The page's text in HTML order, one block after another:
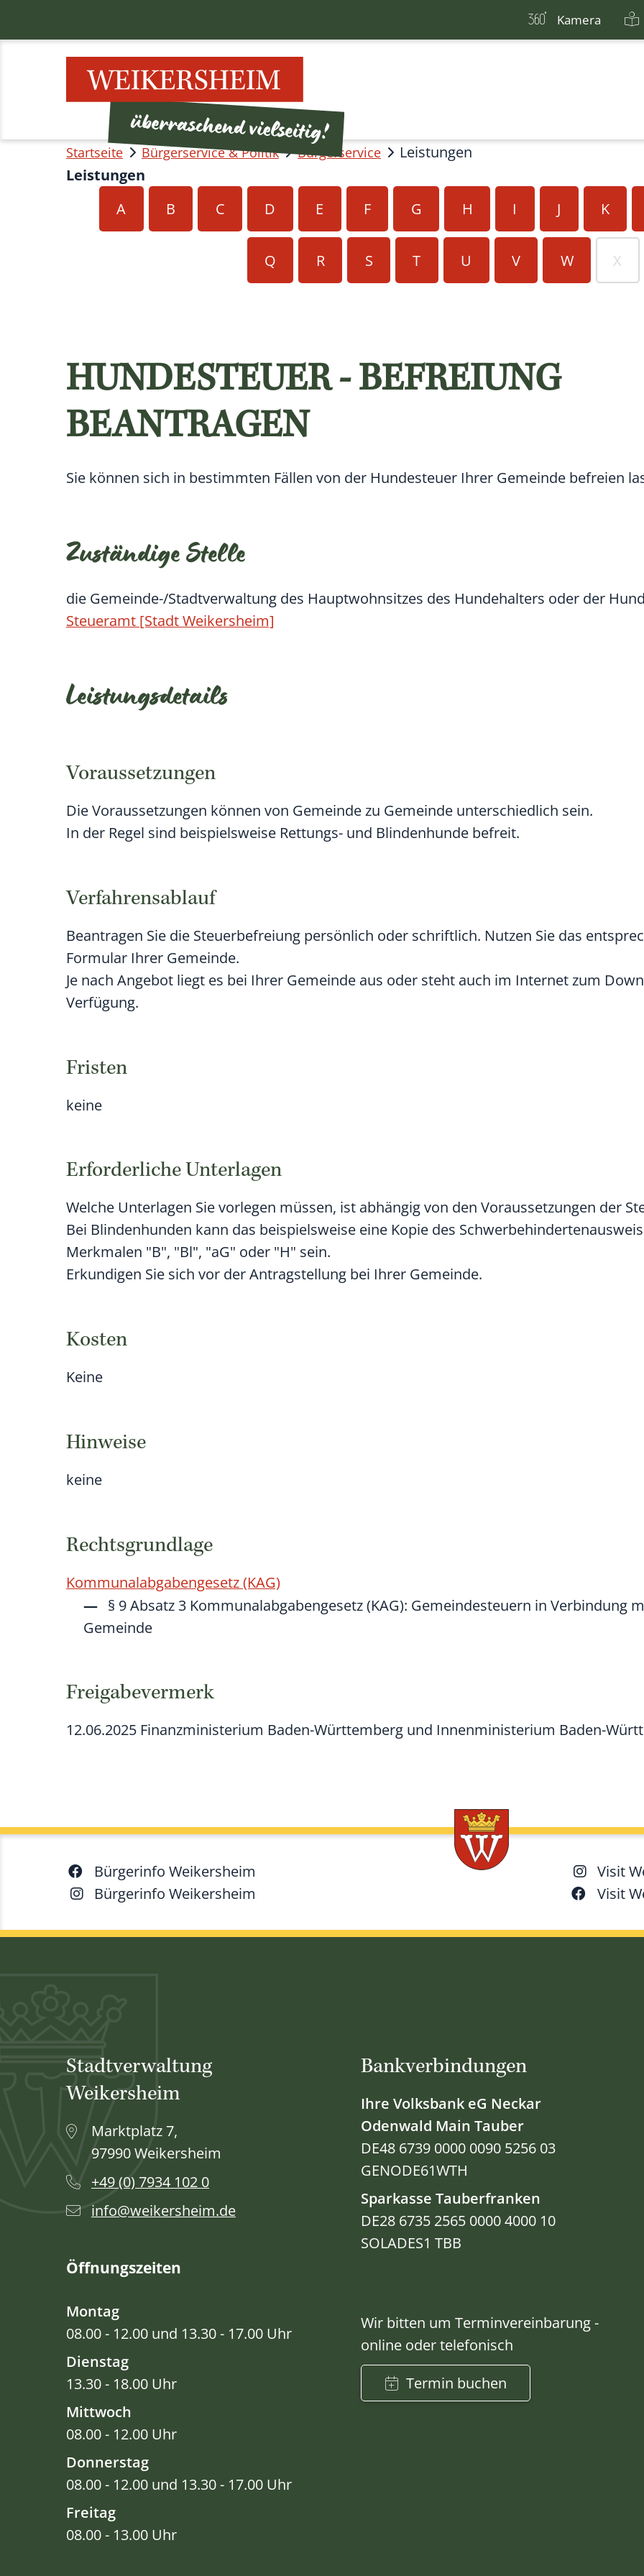
Kamera
Startseite Bürgerservice & Politik Bürgerservice
Leistungen
Leistungen
A
B C D E F G H I J K
Q R S T U V W X
HUNDESTEUER - BEFREIUNG
BEANTRAGEN
Sie können sich in bestimmten Fällen von der Hundesteuer Ihrer Gemeinde befreien
Zuständige Stelle
die Gemeinde-/Stadtverwaltung des Hauptwohnsitzes des Hundehalters oder der
Steueramt [Stadt Weikersheim]
Leistungsdetails
Voraussetzungen
Die Voraussetzungen können von Gemeinde zu Gemeinde unterschiedlich sein.
In der Regel sind beispielsweise Rettungs- und Blindenhunde befreit.
Verfahrensablauf
Beantragen Sie die Steuerbefreiung persönlich oder schriftlich. Nutzen Sie das
Formular Ihrer Gemeinde.
Je nach Angebot liegt es bei Ihrer Gemeinde aus oder steht auch im Internet zum
Verfügung.
Fristen
keine
Erforderliche Unterlagen
Welche Unterlagen Sie vorlegen müssen, ist abhängig von den Voraussetzungen der
Bei Blindenhunden kann das beispielsweise eine Kopie des
Merkmalen "B", "Bl", "aG" oder "H" sein.
Erkundigen Sie sich vor der Antragstellung bei Ihrer Gemeinde.
Kosten
Keine
Hinweise
keine
Rechtsgrundlage
Kommunalabgabengesetz (KAG)
§ 9 Absatz 3 Kommunalabgabengesetz (KAG): Gemeindesteuern in Verbindung
Gemeinde
Freigabevermerk
12.06.2025 Finanzministerium Baden-Württemberg und Innenministerium Baden-
Bürgerinfo Weikersheim
Bürgerinfo Weikersheim
Visit
Visit
Stadtverwaltung
Weikersheim
Marktplatz 7,
97990 Weikersheim
+49 (0) 7934 102 0
info@weikersheim.de
Öffnungszeiten
Montag
08.00 - 12.00 und 13.30 - 17.00 Uhr
Dienstag
13.30 - 18.00 Uhr
Mittwoch
08.00 - 12.00 Uhr
Donnerstag
08.00 - 12.00 und 13.30 - 17.00 Uhr
Freitag
08.00 - 13.00 Uhr
Bankverbindungen
Ihre Volksbank eG Neckar
Odenwald Main Tauber
DE48 6739 0000 0090 5256 03
GENODE61WTH
Sparkasse Tauberfranken
DE28 6735 2565 0000 4000 10
SOLADES1 TBB
Wir bitten um Terminvereinbarung -
online oder telefonisch
Termin buchen